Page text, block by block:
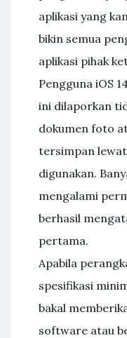
aplikasi yang
bikin semua
aplikasi pihak
Pengguna iOS
ini dilaporkan
dokumen foto
tersimpan
digunakan.
mengalami
berhasil
pertama.
Apabila
spesifikasi
bakal
software atau